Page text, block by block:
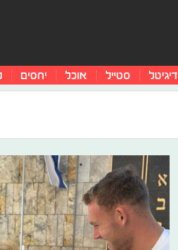
דיגיטל סטייל אוכל יחסים